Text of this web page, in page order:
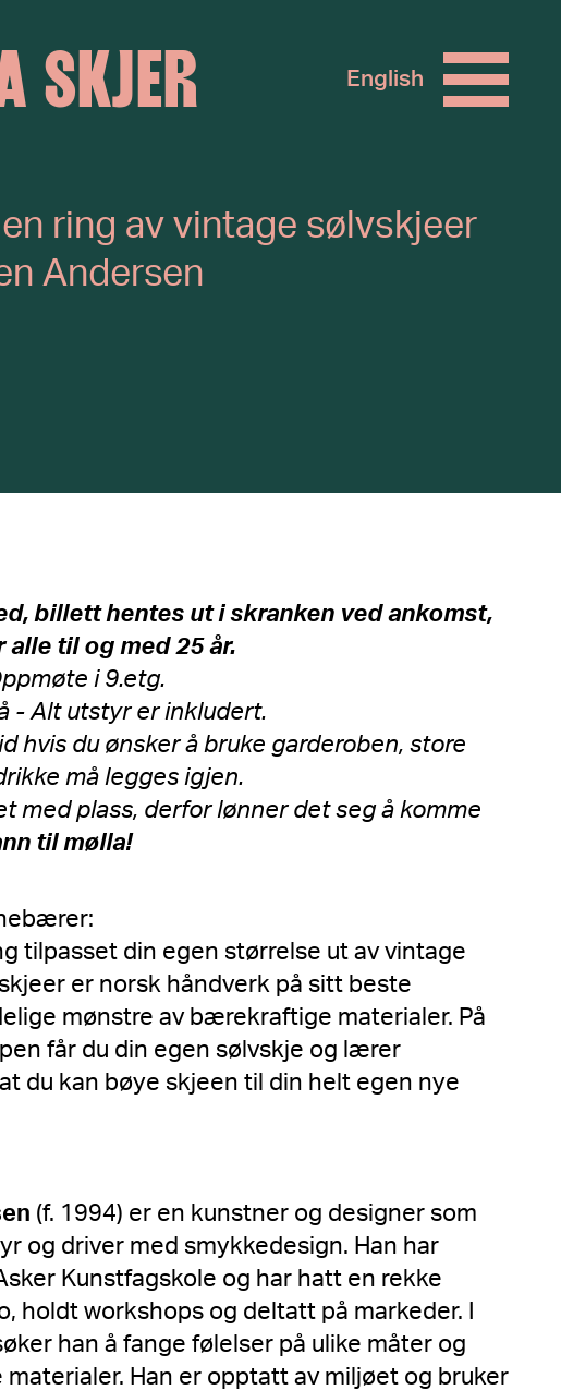
SKJER English
ring av vintage sølvskjeer
Andersen
billett hentes ut i skranken ved ankomst,
til og med 25 år.
i 9.etg.
- Alt utstyr er inkludert.
hvis du ønsker å bruke garderoben, store
må legges igjen.
med plass, derfor lønner det seg å komme
til mølla!
tilpasset din egen størrelse ut av vintage
er norsk håndverk på sitt beste
mønstre av bærekraftige materialer. På
får du din egen sølvskje og lærer
du kan bøye skjeen til din helt egen nye
(f. 1994) er en kunstner og designer som
og driver med smykkedesign. Han har
Kunstfagskole og har hatt en rekke
holdt workshops og deltatt på markeder. I
han å fange følelser på ulike måter og
Han er opptatt av miljøet og bruker